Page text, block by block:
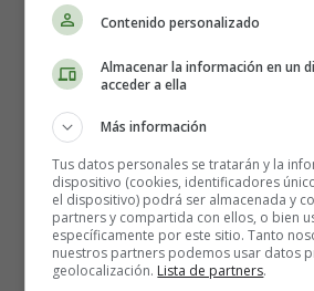
vídeo
han sido
En tu vientre de
He sembrado una semilla pues
Y tendido a tu costado
Voy cuidando que el capullo
Contenido personalizado
Almacenar la información en un
acceder a ella
Más información
Tus datos personales se tratarán y la
dispositivo (cookies, identificadores
el dispositivo) podrá ser almacenada y
partners y compartida con ellos, o bien
específicamente por este sitio. Tanto
nuestros partners podemos usar datos
geolocalización. Lista de partners.